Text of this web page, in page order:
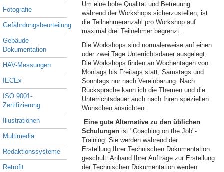
Fotografie
Gefährdungsbeurteilung
Gebäude-
Dokumentation
HAV-Messungen
IECEx
ISO 9001-
Zertifizierung
Illustrationen
Multimedia
Redaktionssysteme
Retrofit
Um eine hohe Qualität und Betreuung
während der Workshops sicherzustellen, ist
die Teilnehmeranzahl pro Workshop auf
maximal drei Teilnehmer begrenzt.
Die Workshops sind normalerweise auf einen
oder zwei Tage Unterrichtsdauer ausgelegt.
Die Workshops finden an Wochentagen von
Montags bis Freitags statt, Samstags und
Sonntags nur nach Vereinbarung. Nach
Rücksprache kann ich die Themen und die
Unterrichtsdauer auch nach Ihren speziellen
Wünschen ausrichten.
Eine gute Alternative zu den üblichen
Schulungen ist "Coaching on the Job"-
Training: Sie werden während der
Erstellung Ihrer Technischen Dokumentation
geschult. Anhand Ihrer Aufträge zur Erstellung
der Technischen Dokumentation werden